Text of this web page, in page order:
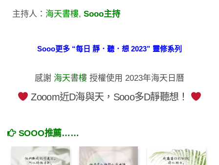
主持人： 海天書樓, Sooo主持
Sooo更多 “每日 靜．聽．想 2023” 靈修系列
感謝 海天書樓 授權使用 2023年海天日曆
Zooom近D海與天，Sooo多D靜聽想！
SOOO推薦……